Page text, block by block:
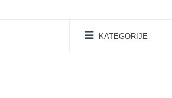
KATEGORIJE